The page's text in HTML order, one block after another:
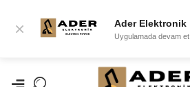
× Ader Elektronik
Uygulamada devam et